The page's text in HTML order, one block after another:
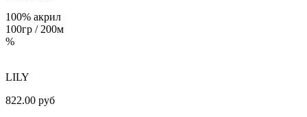
100% акрил
100гр / 200м
%
LILY
822.00 руб